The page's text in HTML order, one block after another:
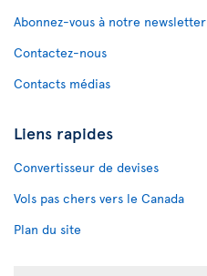
Abonnez-vous à notre newsletter
Contactez-nous
Contacts médias
Liens rapides
Convertisseur de devises
Vols pas chers vers le Canada
Plan du site